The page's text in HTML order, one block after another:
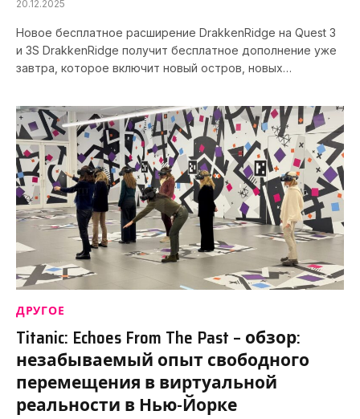
20.12.2025
Новое бесплатное расширение DrakkenRidge на Quest 3
и 3S DrakkenRidge получит бесплатное дополнение уже
завтра, которое включит новый остров, новых…
ДРУГОЕ
Titanic: Echoes From The Past – обзор:
незабываемый опыт свободного
перемещения в виртуальной
реальности в Нью-Йорке